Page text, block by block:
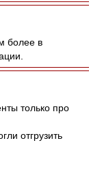
более в
только про
отгрузить